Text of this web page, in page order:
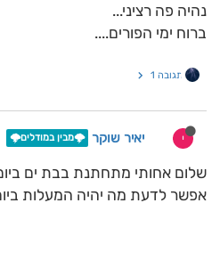
נהיה פה רציני...
ברוח ימי הפורים....
תגובה 1
י יאיר שוקר 🌩️מבין במודלים🌩️
שלום אחותי מתחתנת בבת ים
אפשר לדעת מה יהיה המעלות